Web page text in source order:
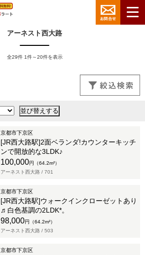
アーネスト西大路
全29件 1件～20件を表示
京都市下京区
[JR西大路駅]2面ベランダ!カウンターキッチ
ンで開放的な3LDK♪
100,000円（64.2m²）
アーネスト西大路 / 701
京都市下京区
[JR西大路駅]ウォークインクローゼットあり
♬白色基調の2LDK*。
98,000円（64.2m²）
アーネスト西大路 / 503
京都市下京区